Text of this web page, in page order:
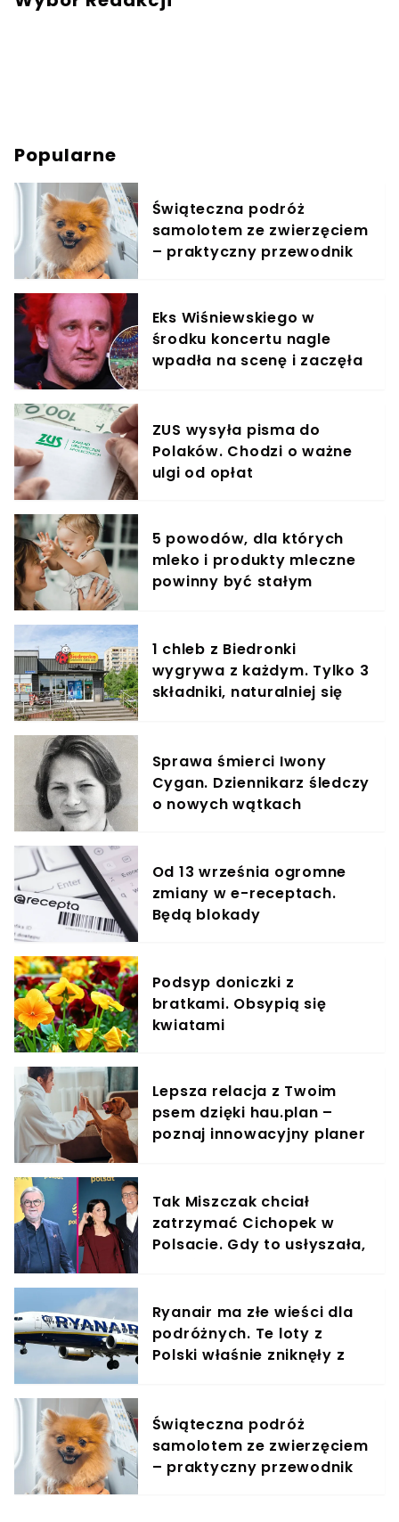
Popularne
Świąteczna podróż
samolotem ze zwierzęciem
– praktyczny przewodnik
Eks Wiśniewskiego w
środku koncertu nagle
wpadła na scenę i zaczęła
ZUS wysyła pisma do
Polaków. Chodzi o ważne
ulgi od opłat
5 powodów, dla których
mleko i produkty mleczne
powinny być stałym
1 chleb z Biedronki
wygrywa z każdym. Tylko 3
składniki, naturalniej się
Sprawa śmierci Iwony
Cygan. Dziennikarz śledczy
o nowych wątkach
Od 13 września ogromne
zmiany w e-receptach.
Będą blokady
Podsyp doniczki z
bratkami. Obsypią się
kwiatami
Lepsza relacja z Twoim
psem dzięki hau.plan –
poznaj innowacyjny planer
Tak Miszczak chciał
zatrzymać Cichopek w
Polsacie. Gdy to usłyszała,
Ryanair ma złe wieści dla
podróżnych. Te loty z
Polski właśnie zniknęły z
Świąteczna podróż
samolotem ze zwierzęciem
– praktyczny przewodnik